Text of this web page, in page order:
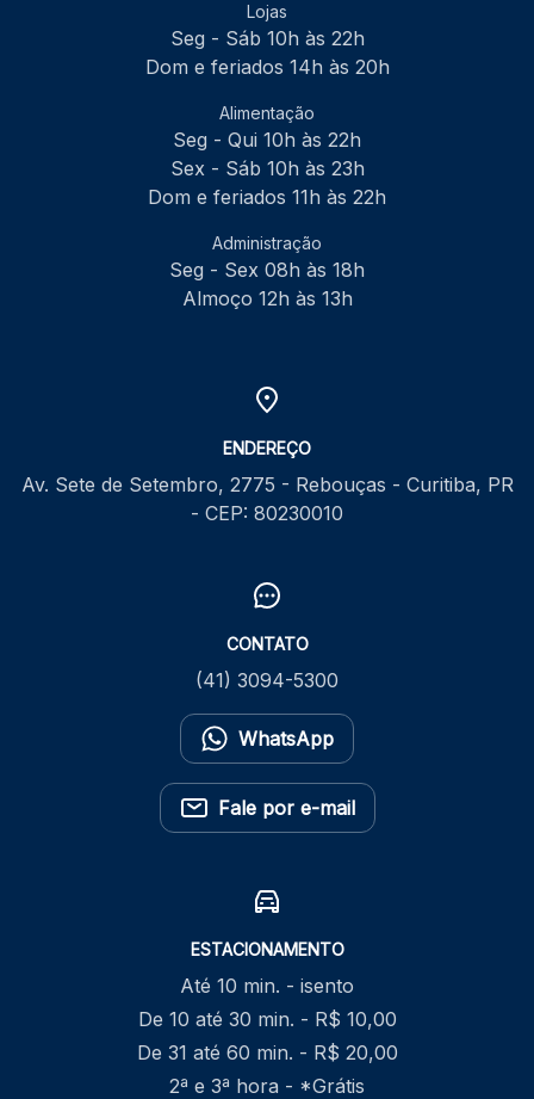
Lojas
Seg - Sáb 10h às 22h
Dom e feriados 14h às 20h
Alimentação
Seg - Qui 10h às 22h
Sex - Sáb 10h às 23h
Dom e feriados 11h às 22h
Administração
Seg - Sex 08h às 18h
Almoço 12h às 13h
ENDEREÇO
Av. Sete de Setembro, 2775 - Rebouças - Curitiba, PR
- CEP: 80230010
CONTATO
(41) 3094-5300
WhatsApp
Fale por e-mail
ESTACIONAMENTO
Até 10 min. - isento
De 10 até 30 min. - R$ 10,00
De 31 até 60 min. - R$ 20,00
2ª e 3ª hora - *Grátis